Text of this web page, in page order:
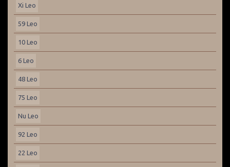
Xi Leo
59 Leo
10 Leo
6 Leo
48 Leo
75 Leo
Nu Leo
92 Leo
22 Leo